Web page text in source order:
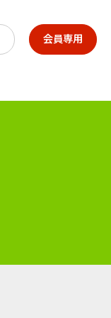
会員専用